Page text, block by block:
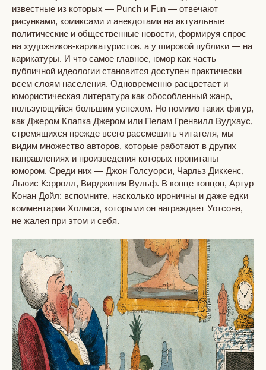
известные из которых — Punch и Fun — отвечают
рисунками, комиксами и анекдотами на актуальные
политические и общественные новости, формируя спрос
на художников-карикатуристов, а у широкой публики — на
карикатуры. И что самое главное, юмор как часть
публичной идеологии становится доступен практически
всем слоям населения. Одновременно расцветает и
юмористическая литература как обособленный жанр,
пользующийся большим успехом. Но помимо таких фигур,
как Джером Клапка Джером или Пелам Гренвилл Вудхаус,
стремящихся прежде всего рассмешить читателя, мы
видим множество авторов, которые работают в других
направлениях и произведения которых пропитаны
юмором. Среди них — Джон Голсуорси, Чарльз Диккенс,
Льюис Кэрролл, Вирджиния Вульф. В конце концов, Артур
Конан Дойл: вспомните, насколько ироничны и даже едки
комментарии Холмса, которыми он награждает Уотсона,
не жалея при этом и себя.